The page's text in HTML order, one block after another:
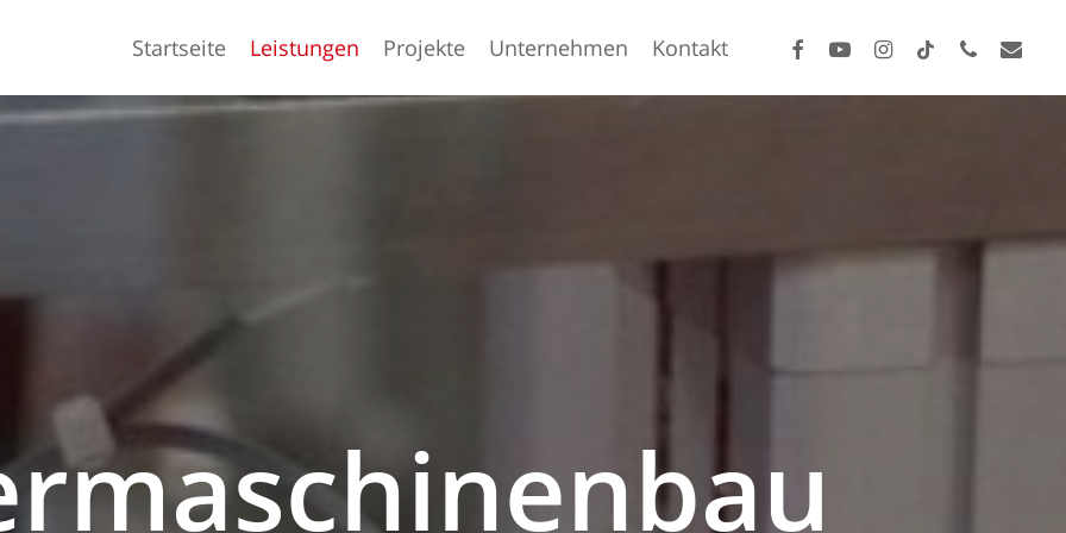
Startseite Leistungen Projekte Unternehmen Kontakt facebookyoutubeinstagram
tiktok phoneemail